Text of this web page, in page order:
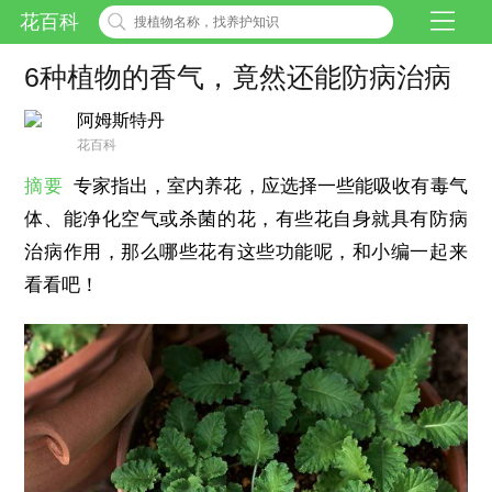
花百科
6种植物的香气，竟然还能防病治病
阿姆斯特丹
花百科
摘要 专家指出，室内养花，应选择一些能吸收有毒气
体、能净化空气或杀菌的花，有些花自身就具有防病
治病作用，那么哪些花有这些功能呢，和小编一起来
看看吧！